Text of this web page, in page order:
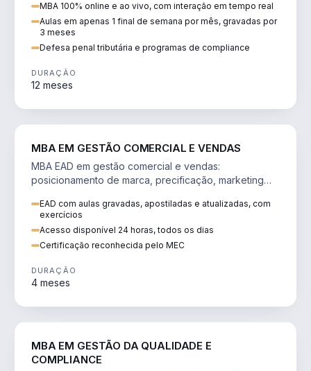
MBA 100% online e ao vivo, com interação em tempo real
Aulas em apenas 1 final de semana por mês, gravadas por
3 meses
Defesa penal tributária e programas de compliance
DURAÇÃO
12 meses
MBA EM GESTÃO COMERCIAL E VENDAS
MBA EAD em gestão comercial e vendas:
posicionamento de marca, precificação, marketing
EAD com aulas gravadas, apostiladas e atualizadas, com
exercícios
Acesso disponível 24 horas, todos os dias
Certificação reconhecida pelo MEC
DURAÇÃO
4 meses
MBA EM GESTÃO DA QUALIDADE E
COMPLIANCE